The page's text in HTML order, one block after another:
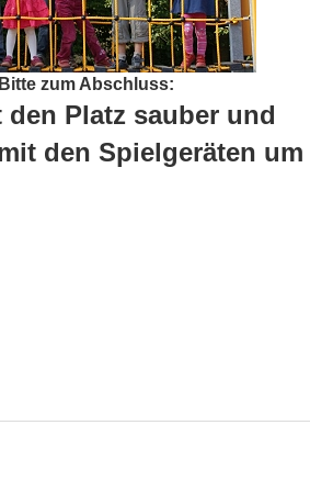
zum Abschluss:
den Platz sauber und
den Spielgeräten um